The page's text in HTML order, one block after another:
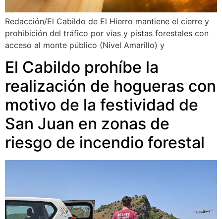
Redacción/El Cabildo de El Hierro mantiene el cierre y
prohibición del tráfico por vías y pistas forestales con
acceso al monte público (Nivel Amarillo) y
El Cabildo prohíbe la
realización de hogueras con
motivo de la festividad de
San Juan en zonas de
riesgo de incendio forestal